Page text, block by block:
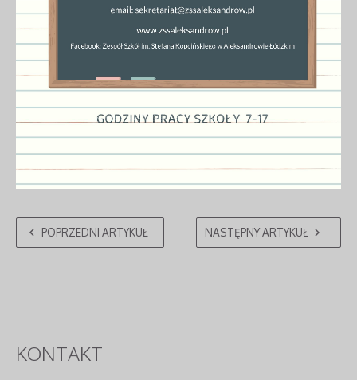
POPRZEDNI ARTYKUŁ NASTĘPNY ARTYKUŁ
KONTAKT